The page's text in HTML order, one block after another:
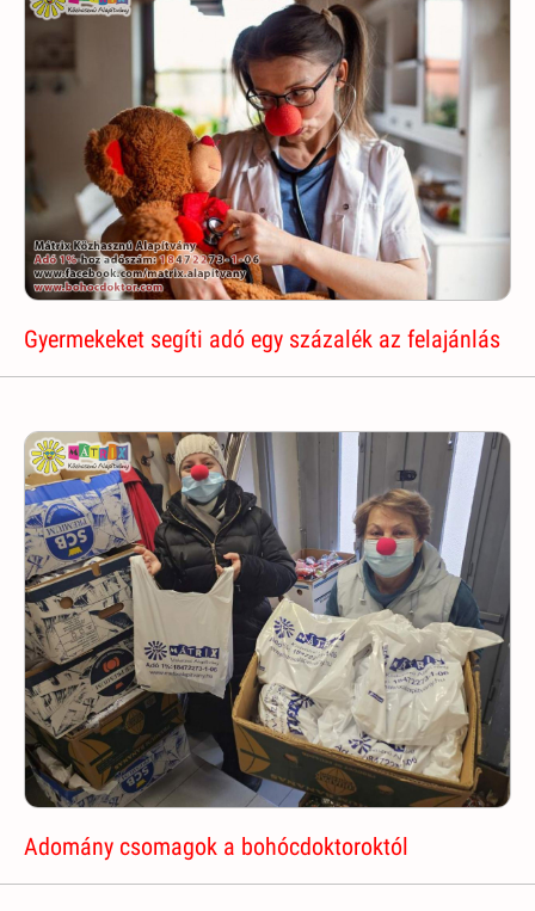
Gyermekeket segíti adó egy százalék az felajánlás
Adomány csomagok a bohócdoktoroktól